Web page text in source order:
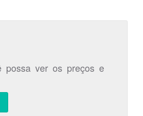
possa ver os preços e